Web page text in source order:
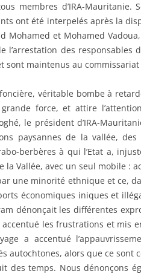
membres d’IRA-
ont été interpelés après la
Mohamed et Mohamed
l’arrestation des responsables
sont maintenus au commissariat
véritable bombe à
force, et attire
le président d’IRA-
paysannes de la vallée, des
berbères à qui l’Etat a,
la Vallée, avec un seul mobile :
une minorité ethnique et ce,
économiques iniques et
dénonçait les différentes
les frustrations et mis
a accentué
autochtones, alors que ce sont
des temps. Nous dénonçons